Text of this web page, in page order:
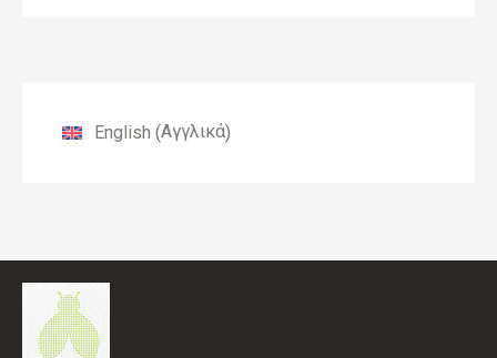
English (Αγγλικά)